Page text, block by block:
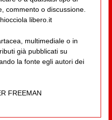
commento o discussione.
libero.it
multimediale o in
già pubblicati su
la fonte egli autori dei
FREEMAN